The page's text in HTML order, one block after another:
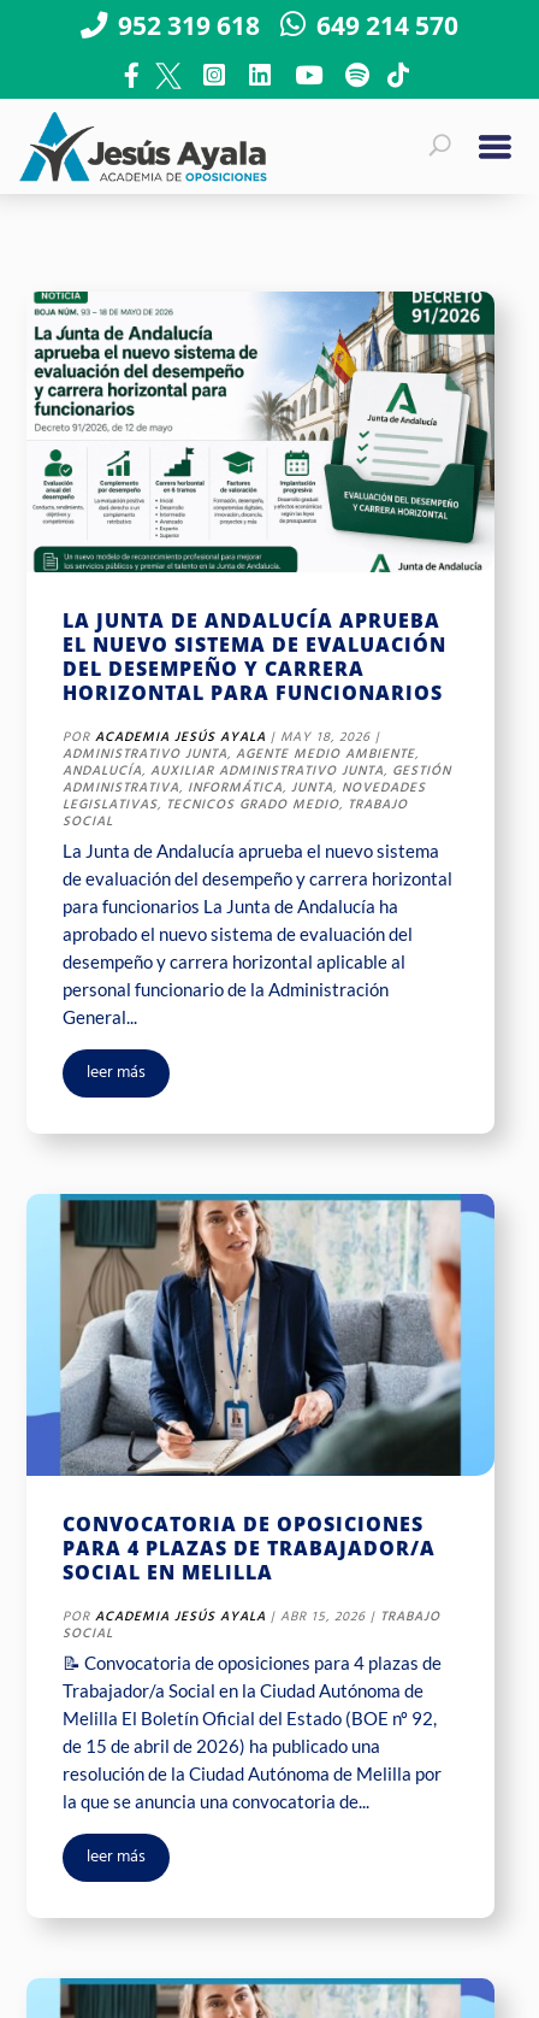
952 319 618 649 214 570
LA JUNTA DE ANDALUCÍA APRUEBA
EL NUEVO SISTEMA DE EVALUACIÓN
DEL DESEMPEÑO Y CARRERA
HORIZONTAL PARA FUNCIONARIOS
PORACADEMIA JESÚS AYALA | MAY 18, 2026 |
ADMINISTRATIVO JUNTA,AGENTE MEDIO AMBIENTE,
ANDALUCÍA,AUXILIAR ADMINISTRATIVO JUNTA, GESTIÓN
ADMINISTRATIVA, INFORMÁTICA,JUNTA, NOVEDADES
LEGISLATIVAS, TECNICOS GRADO MEDIO, TRABAJO
SOCIAL
La Junta de Andalucía aprueba el nuevo sistema
de evaluación del desempeño y carrera horizontal
para funcionarios La Junta de Andalucía ha
aprobado el nuevo sistema de evaluación del
desempeño y carrera horizontal aplicable al
personal funcionario de la Administración
General...
leer más
CONVOCATORIA DE OPOSICIONES
PARA 4 PLAZAS DE TRABAJADOR/A
SOCIAL EN MELILLA
PORACADEMIA JESÚS AYALA |ABR 15, 2026 | TRABAJO
SOCIAL
📝 Convocatoria de oposiciones para 4 plazas de
Trabajador/a Social en la Ciudad Autónoma de
Melilla El Boletín Oficial del Estado (BOE nº 92,
de 15 de abril de 2026) ha publicado una
resolución de la Ciudad Autónoma de Melilla por
la que se anuncia una convocatoria de...
leer más